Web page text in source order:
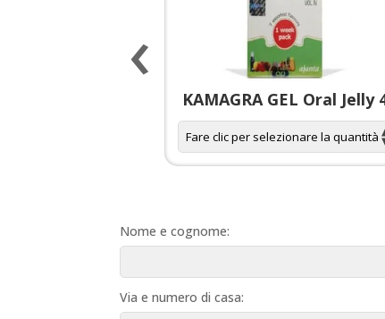
KAMAGRA GEL Oral Jelly
‹
Nome e cognome:
Via e numero di casa: